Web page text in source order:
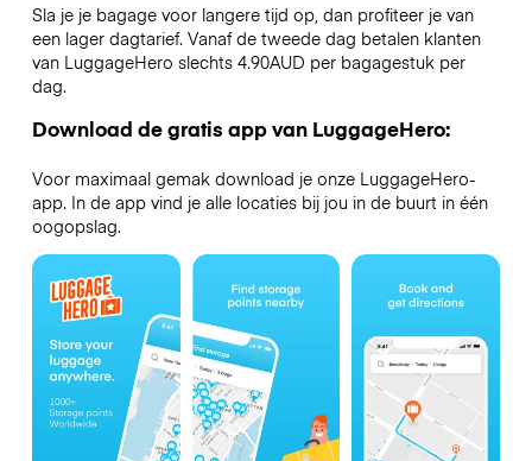
Sla je je bagage voor langere tijd op, dan profiteer je van
een lager dagtarief. Vanaf de tweede dag betalen klanten
van LuggageHero slechts 4.90AUD per bagagestuk per
dag.
Download de gratis app van LuggageHero:
Voor maximaal gemak download je onze LuggageHero-
app. In de app vind je alle locaties bij jou in de buurt in één
oogopslag.